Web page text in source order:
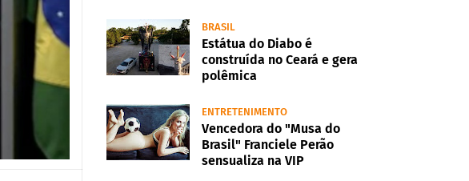
BRASIL
Estátua do Diabo é
construída no Ceará e gera
polêmica
ENTRETENIMENTO
Vencedora do "Musa do
Brasil" Franciele Perão
sensualiza na VIP